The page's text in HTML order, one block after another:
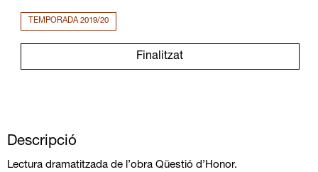
TEMPORADA 2019/20
Finalitzat
Descripció
Lectura dramatitzada de l’obra Qüestió d’Honor.